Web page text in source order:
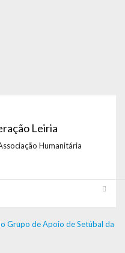
Leiria
Humanitária